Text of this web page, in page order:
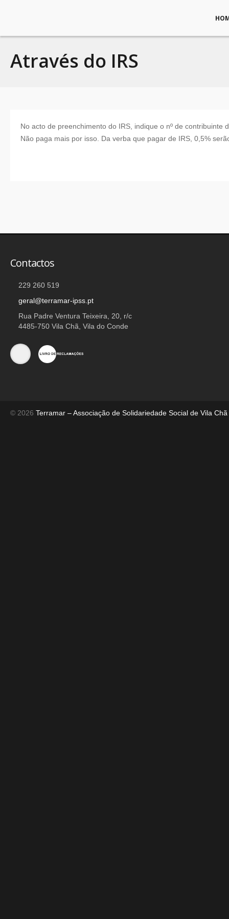
Através do IRS
No acto de preenchimento do IRS, indique o nº de contribuinte
Não paga mais por isso. Da verba que pagar de IRS, 0,5%
Contactos
229 260 519
geral@terramar-ipss.pt
Rua Padre Ventura Teixeira, 20, r/c
4485-750 Vila Chã, Vila do Conde
© 2026 Terramar – Associação de Solidariedade Social de Vila Chã